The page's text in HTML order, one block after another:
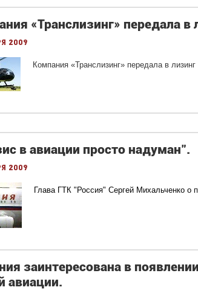
«Транслизинг» передала в
2009
Компания «Транслизинг» передала в
в авиации просто надуман".
2009
Глава ГТК "Россия" Сергей Михальченко о
заинтересована в
авиации.